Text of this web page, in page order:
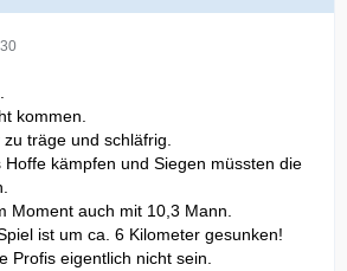
kommen.
träge und schläfrig.
Hoffe kämpfen und Siegen müssten die
Moment auch mit 10,3 Mann.
ist um ca. 6 Kilometer gesunken!
Profis eigentlich nicht sein.